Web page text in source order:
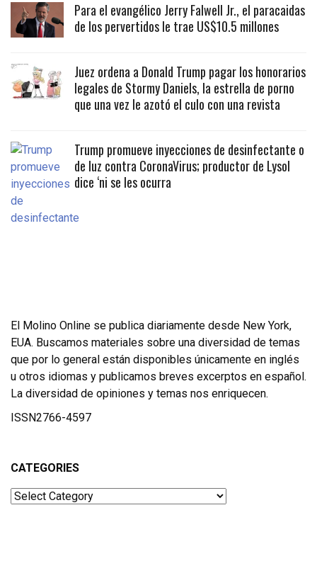
Para el evangélico Jerry Falwell Jr., el paracaidas
de los pervertidos le trae US$10.5 millones
Juez ordena a Donald Trump pagar los honorarios
legales de Stormy Daniels, la estrella de porno
que una vez le azotó el culo con una revista
Trump promueve inyecciones de desinfectante o
de luz contra CoronaVirus; productor de Lysol
dice ‘ni se les ocurra
El Molino Online se publica diariamente desde New York,
EUA. Buscamos materiales sobre una diversidad de temas
que por lo general están disponibles únicamente en inglés
u otros idiomas y publicamos breves excerptos en español.
La diversidad de opiniones y temas nos enriquecen.
ISSN2766-4597
CATEGORIES
Categories